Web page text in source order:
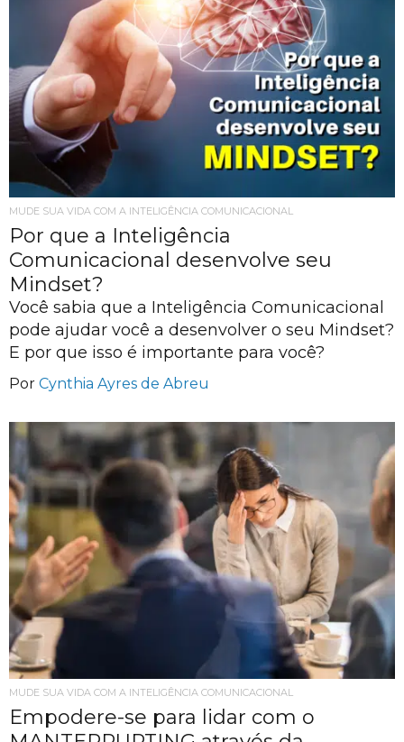
MUDE SUA VIDA COM A INTELIGÊNCIA COMUNICACIONAL
Por que a Inteligência
Comunicacional desenvolve seu
Mindset?
Você sabia que a Inteligência Comunicacional
pode ajudar você a desenvolver o seu Mindset?
E por que isso é importante para você?
Por Cynthia Ayres de Abreu
MUDE SUA VIDA COM A INTELIGÊNCIA COMUNICACIONAL
Empodere-se para lidar com o